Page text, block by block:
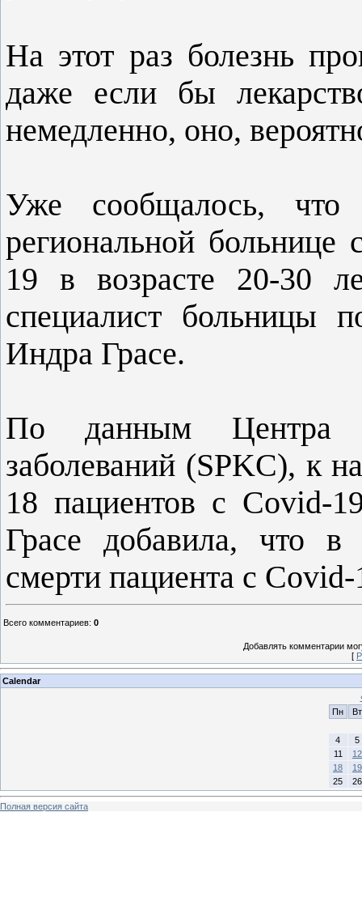
На этот раз болезнь
даже если бы
немедленно, оно,
Уже сообщалось,
региональной больнице
19 в возрасте 20-30
специалист больницы
Индра Грасе.
По данным Центра
заболеваний (SPKC), к
18 пациентов с Covid-
Грасе добавила, что в
смерти пациента с
Всего комментариев: 0
Добавлять комментарии
[
Calendar
Пн
Вт
4
5
11
12
18
19
25
26
Полная версия сайта